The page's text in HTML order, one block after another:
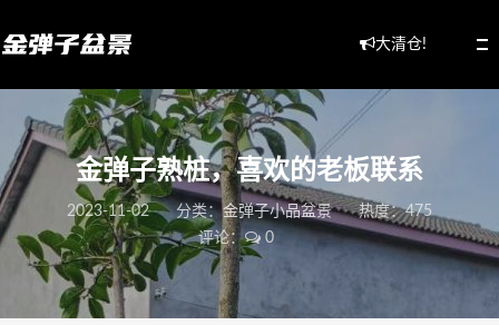
大清仓!
金弹子熟桩，喜欢的老板联系
2023-11-02 分类：金弹子小品盆景
热度：475
评论：
0